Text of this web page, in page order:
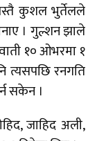
कुशल भुर्तेलले
। गुल्शन झाले
१० ओभरमा १
त्यसपछि रनगति
सकेन ।
जाहिद अली,